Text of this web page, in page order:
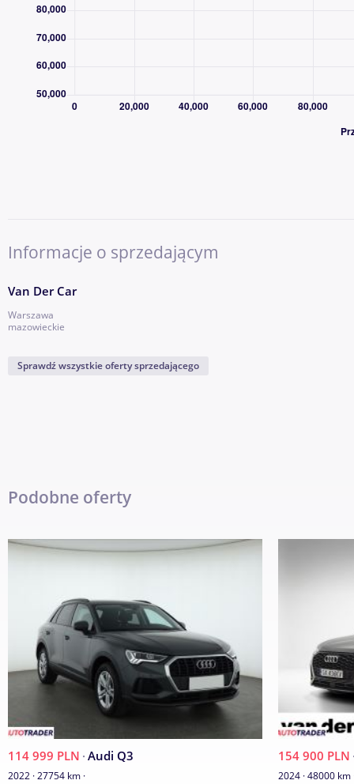
Informacje o sprzedającym
Van Der Car
Warszawa
mazowieckie
Sprawdź wszystkie oferty sprzedającego
Podobne oferty
114 999 PLN ·Audi Q3
2022 · 27754 km ·
154 900 PLN
2024 · 48000 km